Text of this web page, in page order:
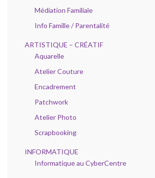
Médiation Familiale
Info Famille / Parentalité
ARTISTIQUE – CRÉATIF
Aquarelle
Atelier Couture
Encadrement
Patchwork
Atelier Photo
Scrapbooking
INFORMATIQUE
Informatique au CyberCentre